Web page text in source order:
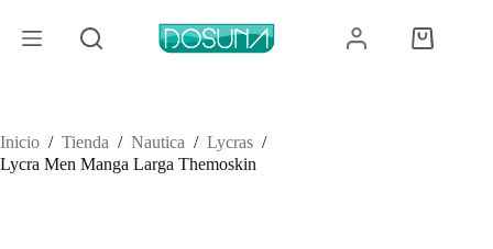
contenido
Carro
de
Inicio / Tienda / Nautica / Lycras /
Lycra Men Manga Larga Themoskin